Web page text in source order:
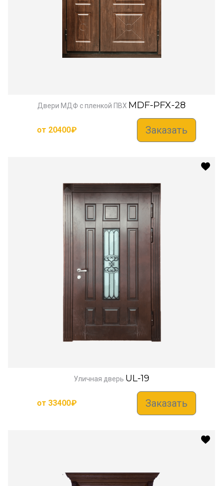
Двери МДФ с пленкой ПВХ MDF-PFX-28
от 20400₽ Заказать
Уличная дверь UL-19
от 33400₽ Заказать